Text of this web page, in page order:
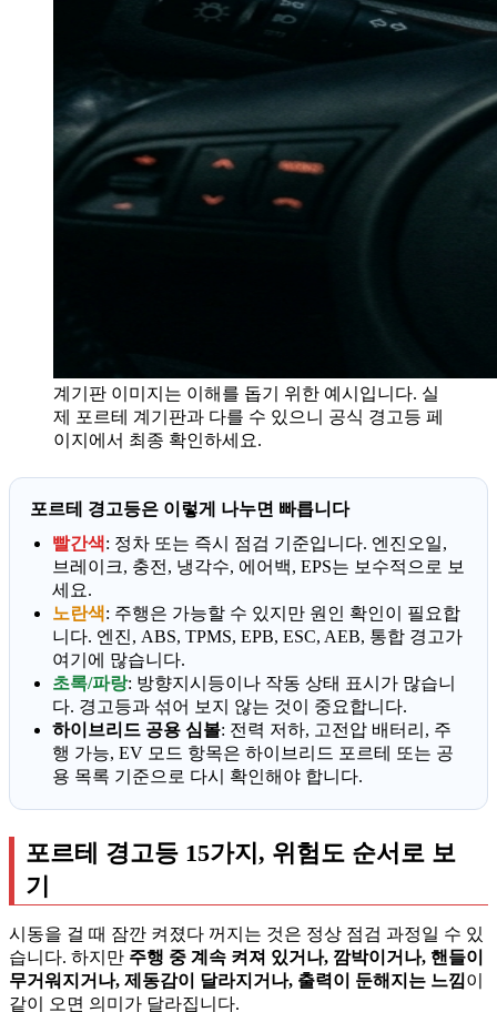
계기판 이미지는 이해를 돕기 위한 예시입니다. 실
제 포르테 계기판과 다를 수 있으니 공식 경고등 페
이지에서 최종 확인하세요.
포르테 경고등은 이렇게 나누면 빠릅니다
빨간색: 정차 또는 즉시 점검 기준입니다. 엔진오일,
브레이크, 충전, 냉각수, 에어백, EPS는 보수적으로 보
세요.
노란색: 주행은 가능할 수 있지만 원인 확인이 필요합
니다. 엔진, ABS, TPMS, EPB, ESC, AEB, 통합 경고가
여기에 많습니다.
초록/파랑: 방향지시등이나 작동 상태 표시가 많습니
다. 경고등과 섞어 보지 않는 것이 중요합니다.
하이브리드 공용 심볼: 전력 저하, 고전압 배터리, 주
행 가능, EV 모드 항목은 하이브리드 포르테 또는 공
용 목록 기준으로 다시 확인해야 합니다.
포르테 경고등 15가지, 위험도 순서로 보
기
시동을 걸 때 잠깐 켜졌다 꺼지는 것은 정상 점검 과정일 수 있
습니다. 하지만 주행 중 계속 켜져 있거나, 깜박이거나, 핸들이
무거워지거나, 제동감이 달라지거나, 출력이 둔해지는 느낌이
같이 오면 의미가 달라집니다.